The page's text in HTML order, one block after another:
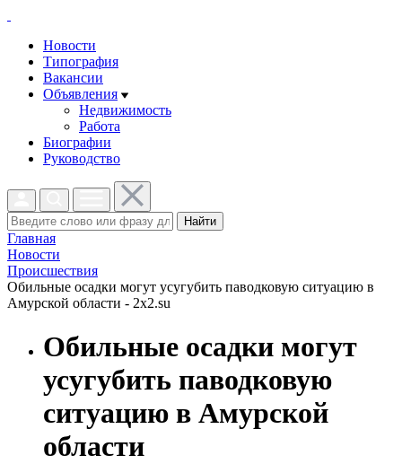
Новости
Типография
Вакансии
Объявления
Недвижимость
Работа
Биографии
Руководство
Найти
Главная
Новости
Проиcшествия
Обильные осадки могут усугубить паводковую ситуацию в
Амурской области - 2x2.su
Обильные осадки могут
усугубить паводковую
ситуацию в Амурской
области